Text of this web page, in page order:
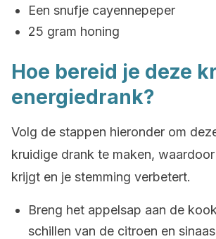
Een snufje cayennepeper
25 gram honing
Hoe bereid je deze
energiedrank?
Volg de stappen hieronder om
kruidige drank te maken,
krijgt en je stemming verbetert.
Breng het appelsap aan de
schillen van de citroen en